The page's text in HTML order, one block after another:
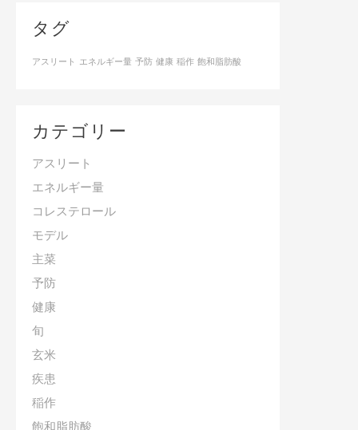
タグ
アスリート エネルギー量 予防 健康 稲作 飽和脂肪酸
カテゴリー
アスリート
エネルギー量
コレステロール
モデル
主菜
予防
健康
旬
玄米
疾患
稲作
飽和脂肪酸